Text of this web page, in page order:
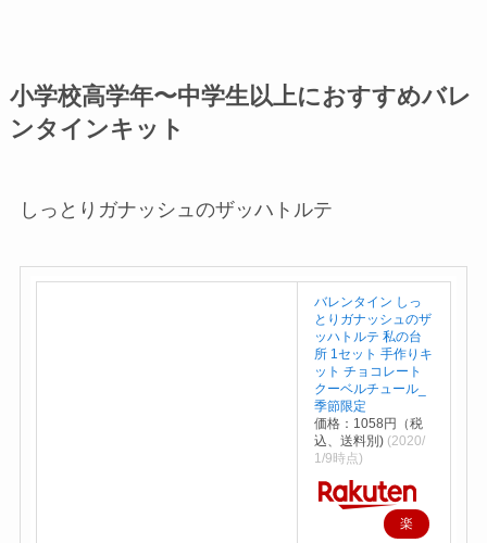
小学校高学年〜中学生以上におすすめバレ
ンタインキット
しっとりガナッシュのザッハトルテ
バレンタイン しっ
とりガナッシュのザ
ッハトルテ 私の台
所 1セット 手作りキ
ット チョコレート
クーベルチュール_
季節限定
価格：1058円（税
込、送料別) (2020/
1/9時点)
楽